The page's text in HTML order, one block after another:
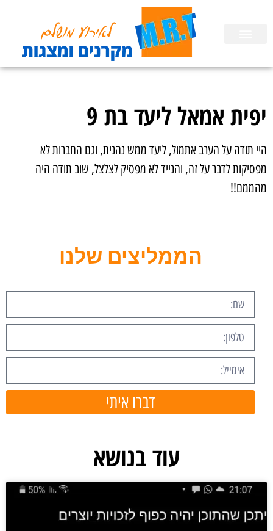
יפית אמאל ליעד בת 9
היי תודה על הערב אתמול, ליעד ממש נהנית, וגם החברות לא
מפסיקות לדבר על זה, והנייד לא מפסיק לצלצל, שוב תודה היה
מהממם!!
הממליצים שלנו
דברו איתי
עוד בנושא